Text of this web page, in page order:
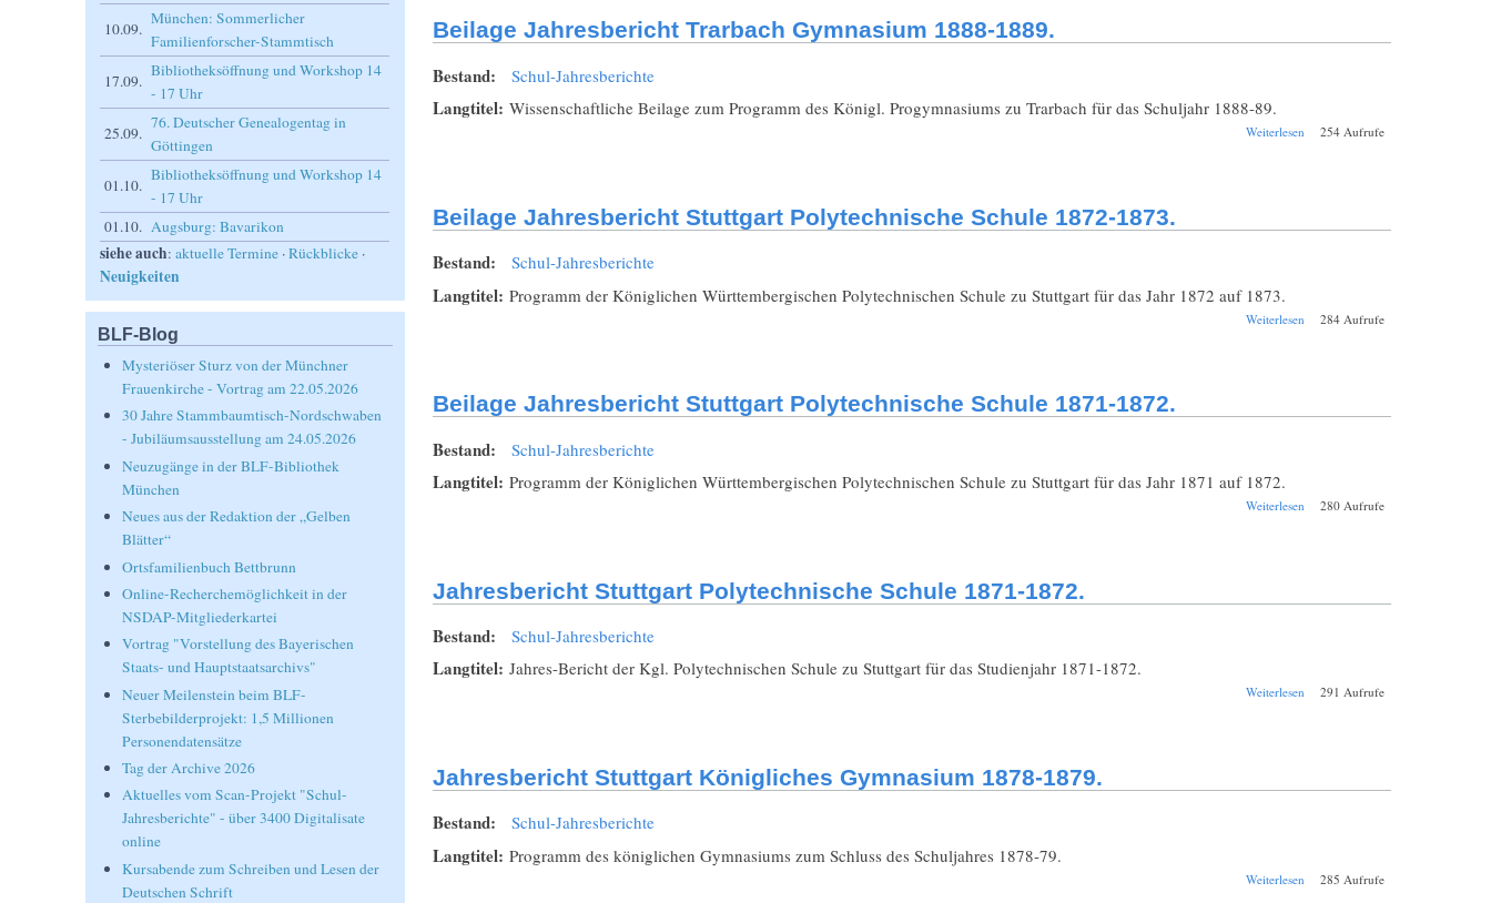
Beilage Jahresbericht Trarbach Gymnasium 1888-1889.
Bestand: Schul-Jahresberichte
Langtitel: Wissenschaftliche Beilage zum Programm des Königl. Progymnasiums zu Trarbach für das Schuljahr 1888-89.
Weiterlesen über Beilage
254 Aufrufe
Beilage Jahresbericht Stuttgart Polytechnische Schule 1872-1873.
Bestand: Schul-Jahresberichte
Langtitel: Programm der Königlichen Württembergischen Polytechnischen Schule zu Stuttgart für das Jahr 1872 auf 1873.
Weiterlesen über Beilage
284 Aufrufe
Beilage Jahresbericht Stuttgart Polytechnische Schule 1871-1872.
Bestand: Schul-Jahresberichte
Langtitel: Programm der Königlichen Württembergischen Polytechnischen Schule zu Stuttgart für das Jahr 1871 auf 1872.
Weiterlesen über Beilage
280 Aufrufe
Jahresbericht Stuttgart Polytechnische Schule 1871-1872.
Bestand: Schul-Jahresberichte
Langtitel: Jahres-Bericht der Kgl. Polytechnischen Schule zu Stuttgart für das Studienjahr 1871-1872.
Weiterlesen über Jahresbericht
291 Aufrufe
Jahresbericht Stuttgart Königliches Gymnasium 1878-1879.
Bestand: Schul-Jahresberichte
Langtitel: Programm des königlichen Gymnasiums zum Schluss des Schuljahres 1878-79.
Weiterlesen über Jahresbericht
285 Aufrufe
10.09.
München: Sommerlicher
Familienforscher-Stammtisch
17.09.
Bibliotheksöffnung und Workshop 14
- 17 Uhr
25.09.
76. Deutscher Genealogentag in
Göttingen
01.10.
Bibliotheksöffnung und Workshop 14
- 17 Uhr
01.10. Augsburg: Bavarikon
siehe auch:aktuelle Termine ·Rückblicke ·
Neuigkeiten
BLF-Blog
Mysteriöser Sturz von der Münchner
Frauenkirche - Vortrag am 22.05.2026
30 Jahre Stammbaumtisch-Nordschwaben
- Jubiläumsausstellung am 24.05.2026
Neuzugänge in der BLF-Bibliothek
München
Neues aus der Redaktion der „Gelben
Blätter“
Ortsfamilienbuch Bettbrunn
Online-Recherchemöglichkeit in der
NSDAP-Mitgliederkartei
Vortrag "Vorstellung des Bayerischen
Staats- und Hauptstaatsarchivs"
Neuer Meilenstein beim BLF-
Sterbebilderprojekt: 1,5 Millionen
Personendatensätze
Tag der Archive 2026
Aktuelles vom Scan-Projekt "Schul-
Jahresberichte" - über 3400 Digitalisate
online
Kursabende zum Schreiben und Lesen der
Deutschen Schrift